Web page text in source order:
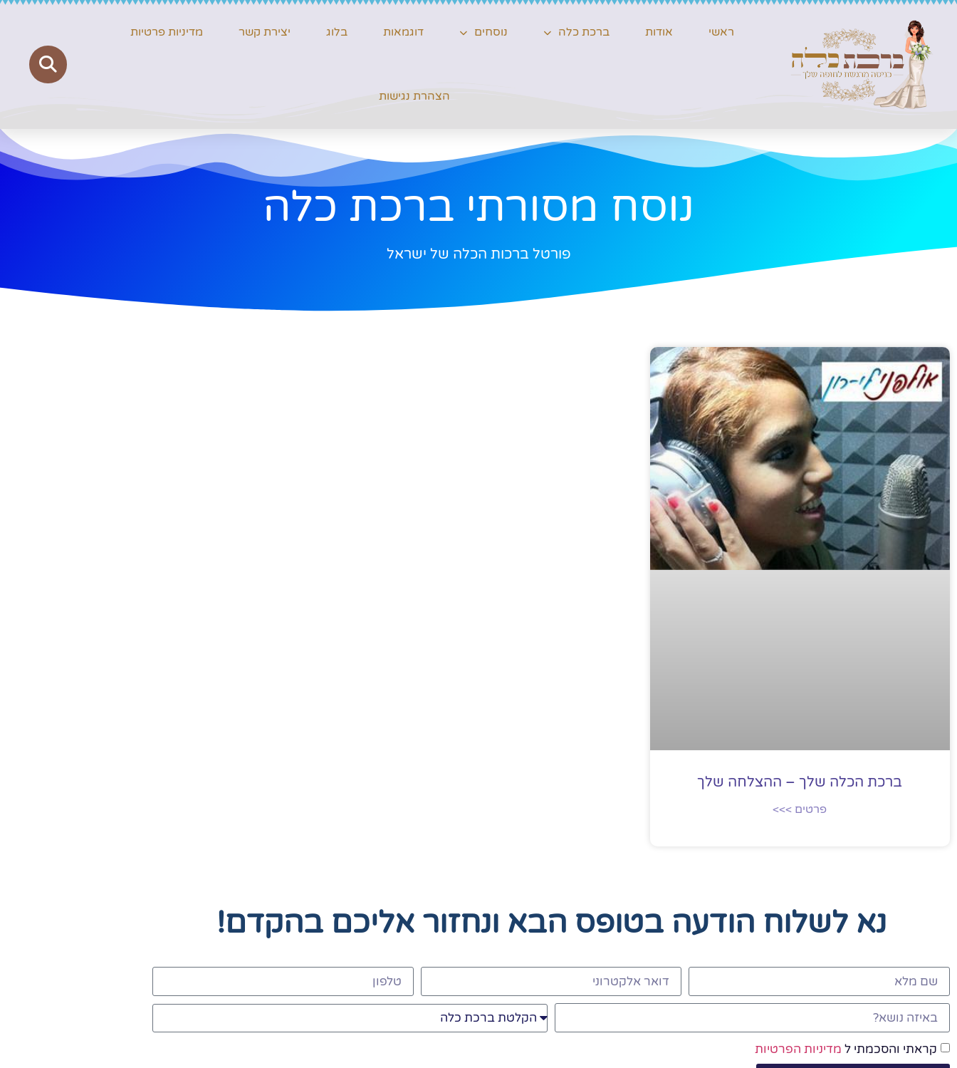
ראשי אודות ברכת כלה נוסחים דוגמאות בלוג יצירת קשר מדיניות פרטיות
הצהרת נגישות
נוסח מסורתי ברכת כלה
פורטל ברכות הכלה של ישראל
ברכת הכלה שלך – ההצלחה שלך
פרטים >>>
נא לשלוח הודעה בטופס הבא ונחזור אליכם בהקדם!
קראתי והסכמתי ל מדיניות הפרטיות